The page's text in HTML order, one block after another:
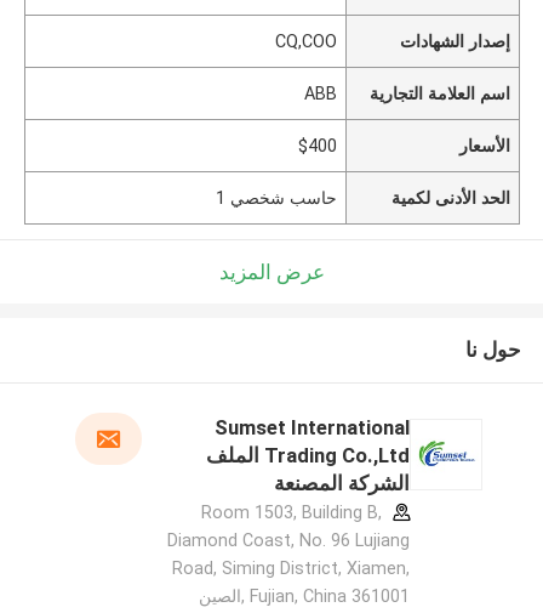
إصدار الشهادات CQ,COO
اسم العلامة التجارية ABB
الأسعار $400
الحد الأدنى لكمية حاسب شخصي 1
عرض المزيد
حول نا
Sumset International
Trading Co.,Ltd الملف
الشركة المصنعة
Room 1503, Building B,
Diamond Coast, No. 96 Lujiang
Road, Siming District, Xiamen,
Fujian, China 361001 ,الصين